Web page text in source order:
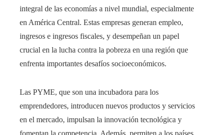
integral de las economías a nivel mundial, especialmente
en América Central. Estas empresas generan empleo,
ingresos e ingresos fiscales, y desempeñan un papel
crucial en la lucha contra la pobreza en una región que
enfrenta importantes desafíos socioeconómicos.
Las PYME, que son una incubadora para los
emprendedores, introducen nuevos productos y servicios
en el mercado, impulsan la innovación tecnológica y
fomentan la competencia. Además, permiten a los países